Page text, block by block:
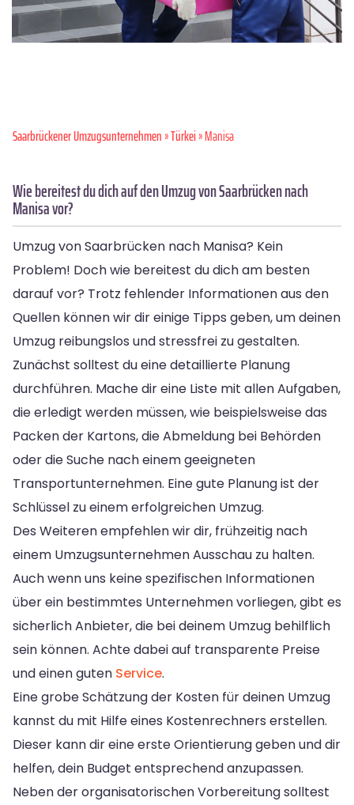
Saarbrückener Umzugsunternehmen»Türkei» Manisa
Wie bereitest du dich auf den Umzug von Saarbrücken nach
Manisa vor?
Umzug von Saarbrücken nach Manisa? Kein
Problem! Doch wie bereitest du dich am besten
darauf vor? Trotz fehlender Informationen aus den
Quellen können wir dir einige Tipps geben, um deinen
Umzug reibungslos und stressfrei zu gestalten.
Zunächst solltest du eine detaillierte Planung
durchführen. Mache dir eine Liste mit allen Aufgaben,
die erledigt werden müssen, wie beispielsweise das
Packen der Kartons, die Abmeldung bei Behörden
oder die Suche nach einem geeigneten
Transportunternehmen. Eine gute Planung ist der
Schlüssel zu einem erfolgreichen Umzug.
Des Weiteren empfehlen wir dir, frühzeitig nach
einem Umzugsunternehmen Ausschau zu halten.
Auch wenn uns keine spezifischen Informationen
über ein bestimmtes Unternehmen vorliegen, gibt es
sicherlich Anbieter, die bei deinem Umzug behilflich
sein können. Achte dabei auf transparente Preise
und einen guten Service.
Eine grobe Schätzung der Kosten für deinen Umzug
kannst du mit Hilfe eines Kostenrechners erstellen.
Dieser kann dir eine erste Orientierung geben und dir
helfen, dein Budget entsprechend anzupassen.
Neben der organisatorischen Vorbereitung solltest